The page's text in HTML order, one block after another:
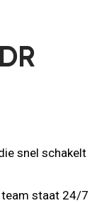
snel schakelt
team staat 24/7